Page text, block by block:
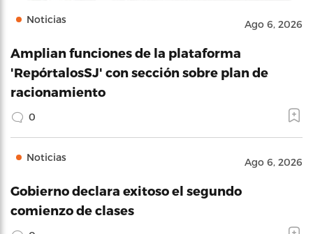
Noticias Ago 6, 2026
Amplian funciones de la plataforma
'RepórtalosSJ' con sección sobre plan de
racionamiento
0
Noticias Ago 6, 2026
Gobierno declara exitoso el segundo
comienzo de clases